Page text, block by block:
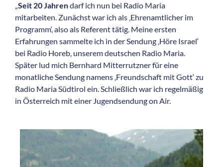
„Seit 20 Jahrendarf ich nun bei Radio Maria
mitarbeiten. Zunächst war ich als ‚Ehrenamtlicher im
Programm‘, also als Referent tätig. Meine ersten
Erfahrungen sammelte ich in der Sendung ‚Höre Israel‘
bei Radio Horeb, unserem deutschen Radio Maria.
Später lud mich Bernhard Mitterrutzner für eine
monatliche Sendung namens ‚Freundschaft mit Gott‘ zu
Radio Maria Südtirol ein. Schließlich war ich regelmäßig
in Österreich mit einer Jugendsendung on Air.